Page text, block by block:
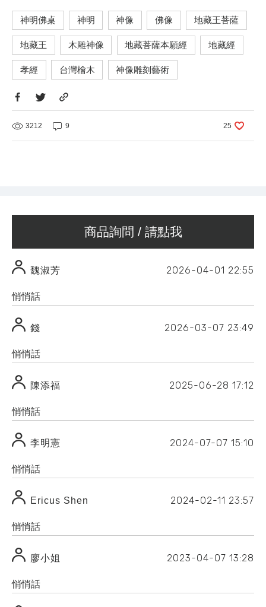
神明佛桌 神明 神像 佛像 地藏王菩薩
地藏王 木雕神像 地藏菩薩本願經 地藏經
孝經 台灣檜木 神像雕刻藝術
3212 9 25
商品詢問 / 請點我
魏淑芳 2026-04-01 22:55
悄悄話
錢 2026-03-07 23:49
悄悄話
陳添福 2025-06-28 17:12
悄悄話
李明憲 2024-07-07 15:10
悄悄話
Ericus Shen 2024-02-11 23:57
悄悄話
廖小姐 2023-04-07 13:28
悄悄話